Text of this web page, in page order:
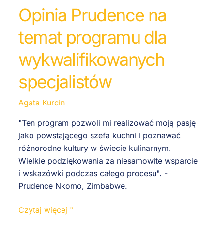
Opinia Prudence na
temat programu dla
wykwalifikowanych
specjalistów
Agata Kurcin
"Ten program pozwoli mi realizować moją pasję
jako powstającego szefa kuchni i poznawać
różnorodne kultury w świecie kulinarnym.
Wielkie podziękowania za niesamowite wsparcie
i wskazówki podczas całego procesu". -
Prudence Nkomo, Zimbabwe.
Czytaj więcej "